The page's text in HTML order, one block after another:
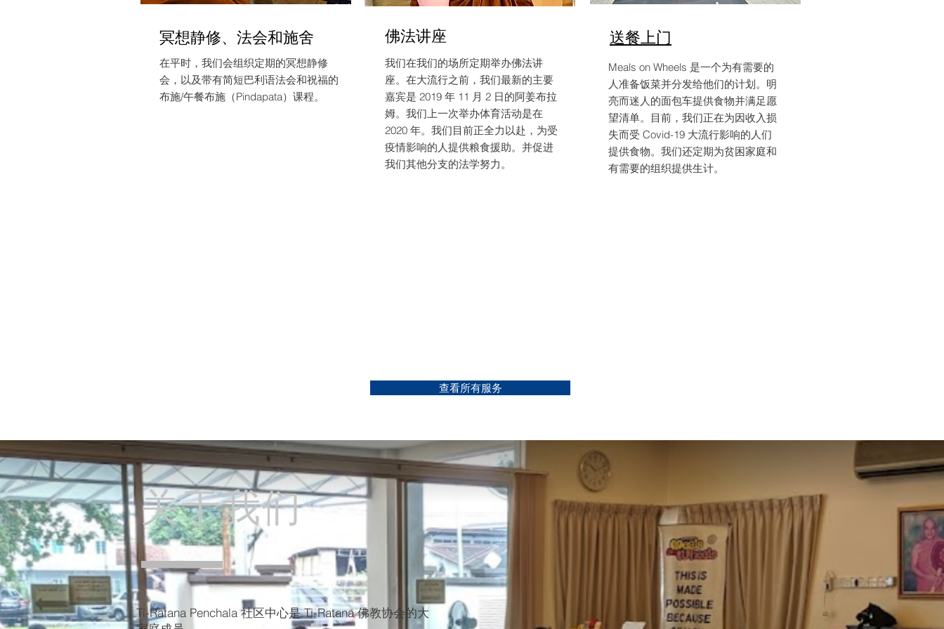
冥想静修、法会和施舍
在平时，我们会组织定期的冥想静修
会，以及带有简短巴利语法会和祝福的
布施/午餐布施（Pindapata）课程。
佛法讲座
我们在我们的场所定期举办佛法讲
座。在大流行之前，我们最新的主要
嘉宾是 2019 年 11 月 2 日的阿姜布拉
姆。我们上一次举办体育活动是在
2020 年。我们目前正全力以赴，为受
疫情影响的人提供粮食援助。并促进
我们其他分支的法学努力。
送餐上门
Meals on Wheels 是一个为有需要的
人准备饭菜并分发给他们的计划。明
亮而迷人的面包车提供食物并满足愿
望清单。目前，我们正在为因收入损
失而受 Covid-19 大流行影响的人们
提供食物。我们还定期为贫困家庭和
有需要的组织提供生计。
查看所有服务
关于我们
Ti-Ratana Penchala 社区中心是 Ti-Ratana 佛教协会的大